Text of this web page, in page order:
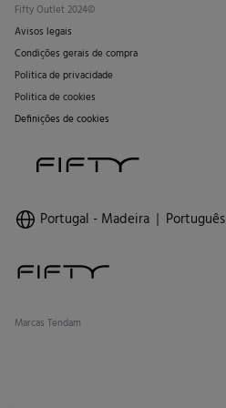
Fifty Outlet 2024©
Avisos legais
Condições gerais de compra
Politica de privacidade
Politica de cookies
Definições de cookies
Portugal - Madeira Português
Marcas Tendam